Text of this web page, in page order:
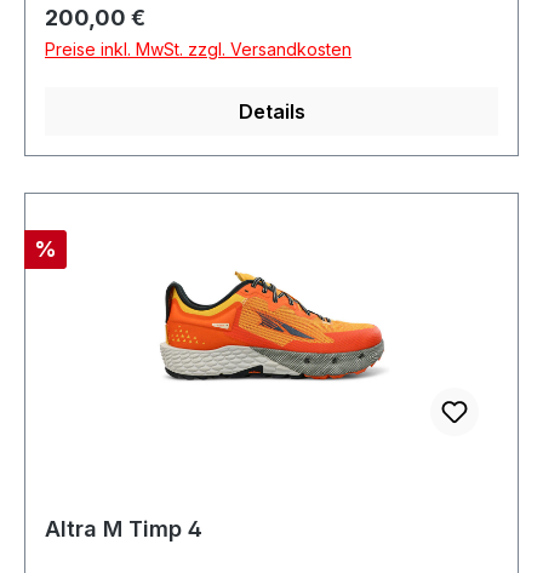
Regulärer Preis:
200,00 €
Preise inkl. MwSt. zzgl. Versandkosten
Details
Rabatt
%
Altra M Timp 4